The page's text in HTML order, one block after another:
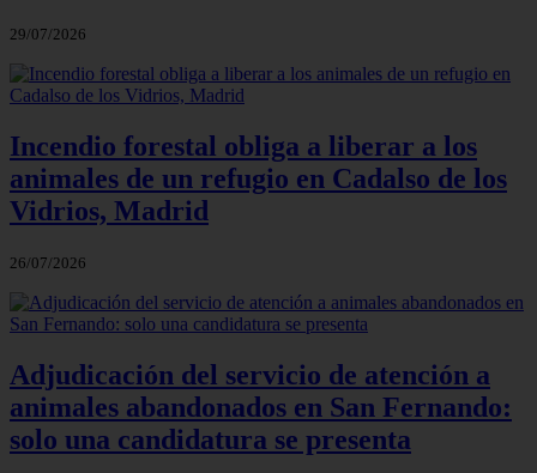
29/07/2026
Incendio forestal obliga a liberar a los
animales de un refugio en Cadalso de los
Vidrios, Madrid
26/07/2026
Adjudicación del servicio de atención a
animales abandonados en San Fernando:
solo una candidatura se presenta